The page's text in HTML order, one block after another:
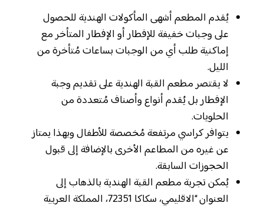
يُقدم المطعم أشهى المأكولات الهندية للحصول
على وجبات خفيفة للإفطار أو الإفطار المتأخر مع
إماكنية طلب أي من الوجبات بساعات مُتأخرة من
الليل.
لا يقتصر مطعم القبة الهندية على تقديم وجبة
الإفطار بل يُقدم أنواع وأصناف مُتعددة من
الحلويات.
يتوافر كراسي مرتفعة مُخصصة للأطفال وبهذا يمتاز
عن غيره من المطاعم الأخرى بالإضافة إلى قبول
الحجوزات السابقة.
يُمكن تجربة مطعم القبة الهندية بالذهاب إلى
العنوان “الاقليمي، سكاكا 72351، المملكة العربية